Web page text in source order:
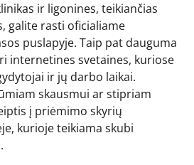
ir ligonines, teikiančias
galite rasti oficialiame
puslapyje. Taip pat dauguma
internetines svetaines, kuriose
ir jų darbo laikai.
skausmui ar stipriam
į priėmimo skyrių
kurioje teikiama skubi